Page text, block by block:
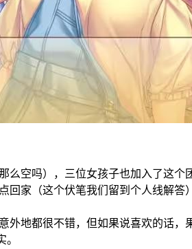
空吗），三位女孩子也加入了这
家（这个伏笔我们留到个人线解
地都很不错，但如果说喜欢的话